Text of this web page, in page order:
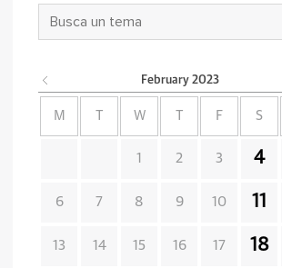
February 2023
M W F S
1 2 3 4
6 7 8 9 10 11
13 14 15 16 17 18